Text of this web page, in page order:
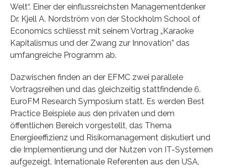
Welt“. Einer der einflussreichsten Managementdenker
Dr. Kjell A. Nordström von der Stockholm School of
Economics schliesst mit seinem Vortrag „Karaoke
Kapitalismus und der Zwang zur Innovation” das
umfangreiche Programm ab.
Dazwischen finden an der EFMC zwei parallele
Vortragsreihen und das gleichzeitig stattfindende 6.
EuroFM Research Symposium statt. Es werden Best
Practice Beispiele aus den privaten und dem
öffentlichen Bereich vorgestellt, das Thema
Energieeffizienz und Risikomanagement diskutiert und
die Implementierung und der Nutzen von IT-Systemen
aufgezeigt. Internationale Referenten aus den USA,